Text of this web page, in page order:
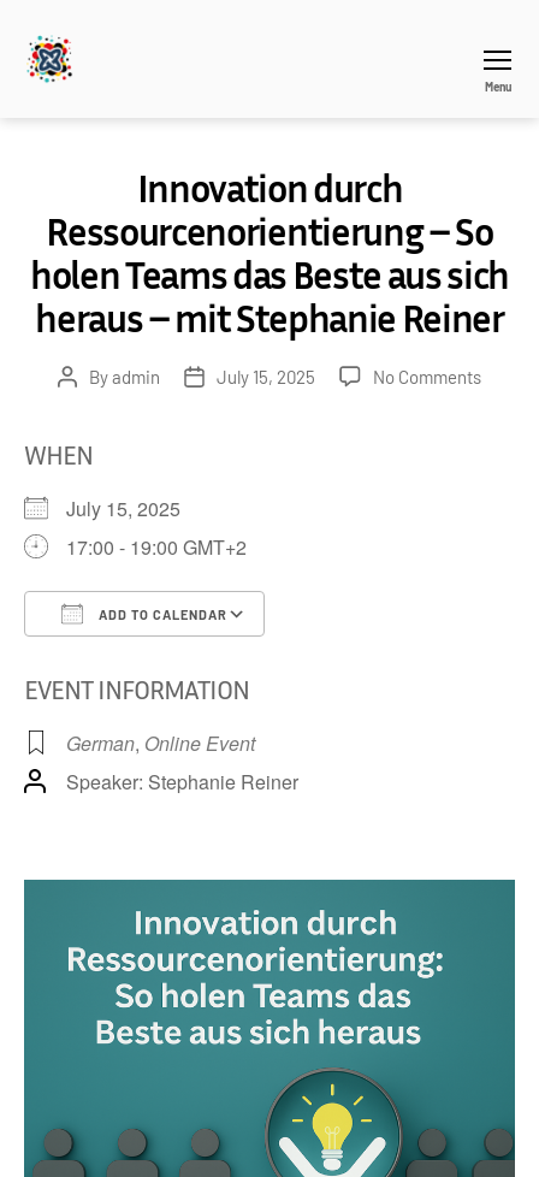
Menu
Innovation durch
Ressourcenorientierung – So
holen Teams das Beste aus sich
heraus – mit Stephanie Reiner
PostByadmin
PostJuly 15, 2025 No Commentson
WHEN
July 15, 2025
17:00 - 19:00 GMT+2
ADD TO CALENDAR
EVENT INFORMATION
German, Online Event
Speaker: Stephanie Reiner